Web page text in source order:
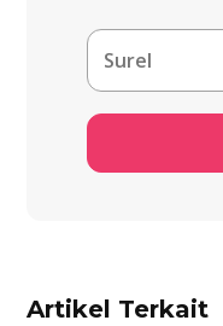
Artikel Terkait